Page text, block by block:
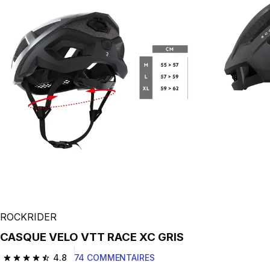
ROCKRIDER
CASQUE VELO VTT RACE XC GRIS
4.8 74 COMMENTAIRES